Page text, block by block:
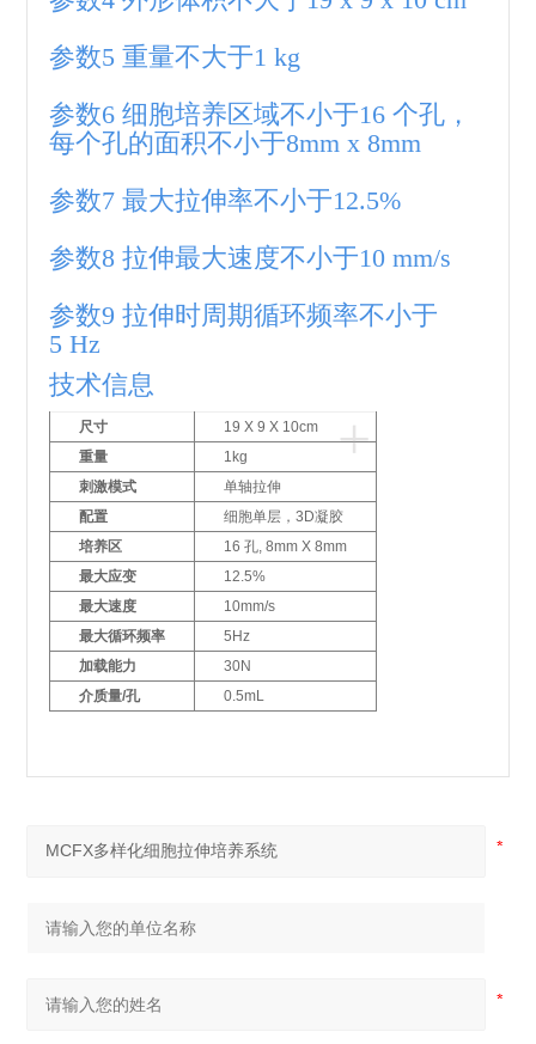
参数5 重量不大于1 kg
参数6 细胞培养区域不小于16 个孔，
每个孔的面积不小于8mm x 8mm
参数7 最大拉伸率不小于12.5%
参数8 拉伸最大速度不小于10 mm/s
参数9 拉伸时周期循环频率不小于
5 Hz
技术信息
+
尺寸
19 X 9 X 10cm
重量
1kg
刺激模式
单轴拉伸
配置
细胞单层，3D凝胶
培养区
16 孔, 8mm X 8mm
最大应变
12.5%
最大速度
10mm/s
最大循环频率
5Hz
加载能力
30N
介质量/孔
0.5mL